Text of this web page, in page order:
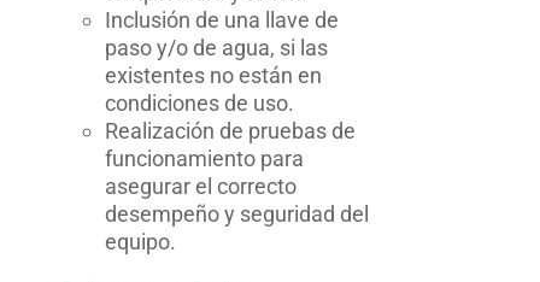
Inclusión de una llave de
paso y/o de agua, si las
existentes no están en
condiciones de uso.
Realización de pruebas de
funcionamiento para
asegurar el correcto
desempeño y seguridad del
equipo.